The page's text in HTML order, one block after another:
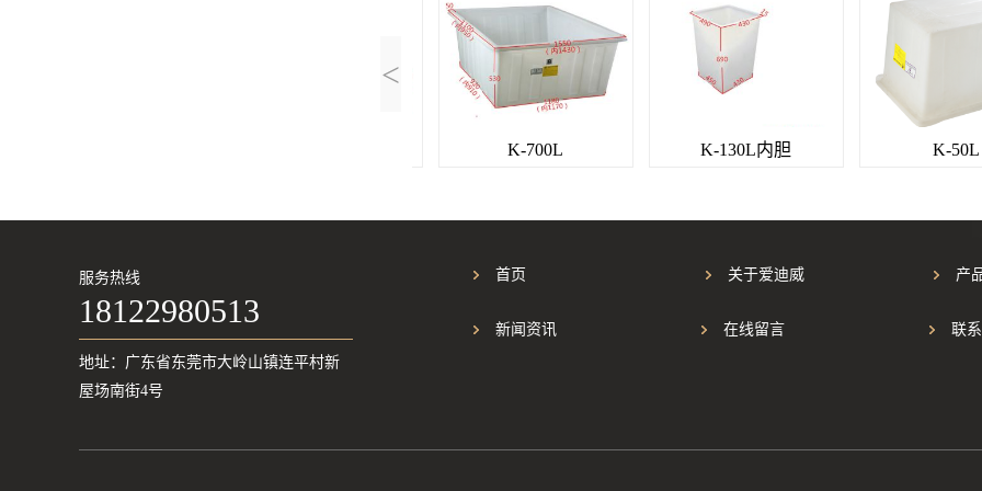
<
K-700L K-130L内胆 K-50L
服务热线
18122980513
地址：广东省东莞市大岭山镇连平村新
屋场南街4号
首页 关于爱迪威 产
新闻资讯 在线留言 联